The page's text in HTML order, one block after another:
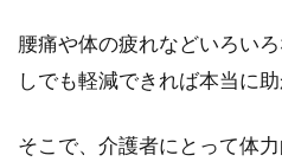
腰痛や体の疲れなどいろい
しでも軽減できれば本当に助
そこで、介護者にとって体